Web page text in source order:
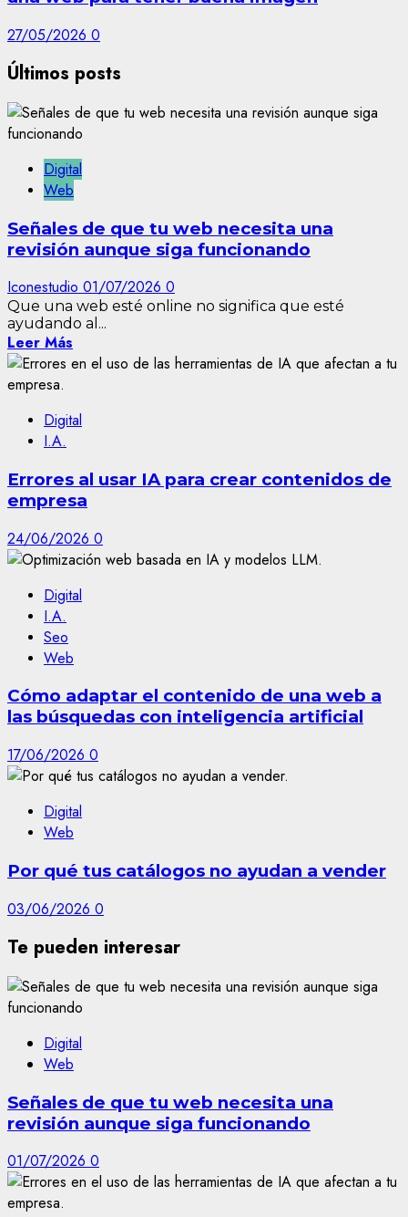
27/05/2026 0
Últimos posts
Digital
Web
Señales de que tu web necesita una
revisión aunque siga funcionando
Iconestudio 01/07/2026 0
Que una web esté online no significa que esté
ayudando al...
Leer Más
Digital
I.A.
Errores al usar IA para crear contenidos de
empresa
24/06/2026 0
Digital
I.A.
Seo
Web
Cómo adaptar el contenido de una web a
las búsquedas con inteligencia artificial
17/06/2026 0
Digital
Web
Por qué tus catálogos no ayudan a vender
03/06/2026 0
Te pueden interesar
Digital
Web
Señales de que tu web necesita una
revisión aunque siga funcionando
01/07/2026 0